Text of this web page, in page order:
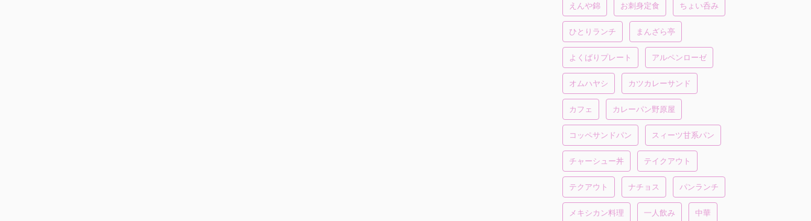
えんや錦 お刺身定食 ちょい呑み
ひとりランチ まんざら亭
よくばりプレート アルペンローゼ
オムハヤシ カツカレーサンド
カフェ カレーパン野原屋
コッペサンドパン スィーツ甘系パン
チャーシュー丼 テイクアウト
テクアウト ナチョス パンランチ
メキシカン料理 一人飲み 中華